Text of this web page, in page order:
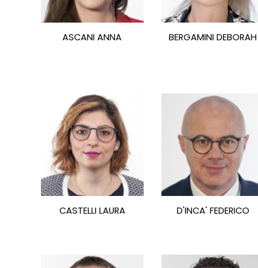
ASCANI ANNA BERGAMINI DEBORAH
CASTELLI LAURA D'INCA' FEDERICO